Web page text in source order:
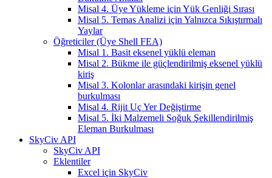
Misal 4. Üye Yükleme için Yük Genliği Sırası
Misal 5. Temas Analizi için Yalnızca Sıkıştırmalı
Yaylar
Öğreticiler (Üye Shell FEA)
Misal 1. Basit eksenel yüklü eleman
Misal 2. Bükme ile güçlendirilmiş eksenel yüklü
kiriş
Misal 3. Kolonlar arasındaki kirişin genel
burkulması
Misal 4. Rijit Uç Yer Değiştirme
Misal 5. İki Malzemeli Soğuk Şekillendirilmiş
Eleman Burkulması
SkyCiv API
SkyCiv API
Eklentiler
Excel için SkyCiv